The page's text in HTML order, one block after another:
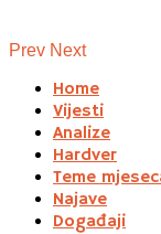
Prev Next
Home
Vijesti
Analize
Hardver
Teme
Najave
Događaji